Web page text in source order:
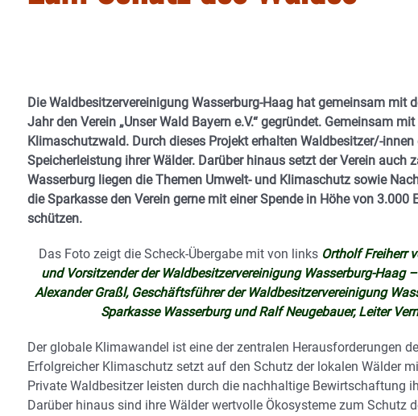
Die Waldbesitzervereinigung Wasserburg-Haag hat gemeinsam mit
Jahr den Verein „Unser Wald Bayern e.V.“ gegründet. Gemeinsam
Klimaschutzwald. Durch dieses Projekt erhalten Waldbesitzer/-
Speicherleistung ihrer Wälder. Darüber hinaus setzt der Verein
Wasserburg liegen die Themen Umwelt- und Klimaschutz sowie
die Sparkasse den Verein gerne mit einer Spende in Höhe von
schützen.
Das Foto zeigt die Scheck-Übergabe mit von links Ortholf Freiherr
und Vorsitzender der Waldbesitzervereinigung Wasserburg-Haag
Alexander Graßl, Geschäftsführer der Waldbesitzervereinigung
Sparkasse Wasserburg und Ralf Neugebauer, Leiter
Der globale Klimawandel ist eine der zentralen Herausforderungen
Erfolgreicher Klimaschutz setzt auf den Schutz der lokalen Wälder
Private Waldbesitzer leisten durch die nachhaltige Bewirtschaftung
Darüber hinaus sind ihre Wälder wertvolle Ökosysteme zum